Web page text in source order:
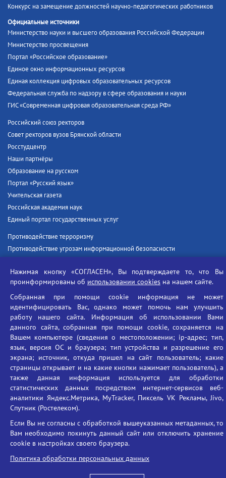
Конкурс на замещение должностей научно-педагогических работников
Официальные источники
Министерство науки и высшего образования Российской Федерации
Министерство просвещения
Портал «Российское образование»
Единое окно информационных ресурсов
Единая коллекция цифровых образовательных ресурсов
Федеральная служба по надзору в сфере образования и науки
ГИС «Современная цифровая образовательная среда РФ»
Российский союз ректоров
Совет ректоров вузов Брянской области
Росстудцентр
Наши партнёры
Образование на русском
Портал «Русский язык»
Учительская газета
Российская академия наук
Единый портал государственных услуг
Противодействие терроризму
Противодействие угрозам информационной безопасности
Противодействие коррупции
БГУ против наркотиков
Брянский государственный университет
имени академика И.Г. Петровского
Время работы: пн-пт 09:00-18:00
E-mail: bryanskgu@mail.ru
Телефон: +7(4832)58-90-85
Вход
Нажимая кнопку «СОГЛАСЕН», Вы подтверждаете то, что Вы
проинформированы об использовании cookies на нашем сайте.
Собранная при помощи cookie информация не может
идентифицировать Вас, однако может помочь нам улучшить
работу нашего сайта. Информация об использовании Вами
данного сайта, собранная при помощи cookie, сохраняется на
Вашем компьютере (сведения о местоположении; ip-адрес; тип,
язык, версия ОС и браузера; тип устройства и разрешение его
экрана; источник, откуда пришел на сайт пользователь; какие
страницы открывает и на какие кнопки нажимает пользователь), а
также данная информация используется для обработки
статистических данных посредством интернет-сервисов веб-
аналитики Яндекс.Метрика, MyTracker, Пиксель VK Рекламы, Jivo,
Спутник (Ростелеком).
Если Вы не согласны с обработкой вышеуказанных метаданных, то
Вам необходимо покинуть данный сайт или отключить хранение
cookie в настройках своего браузера.
Политика обработки персональных данных